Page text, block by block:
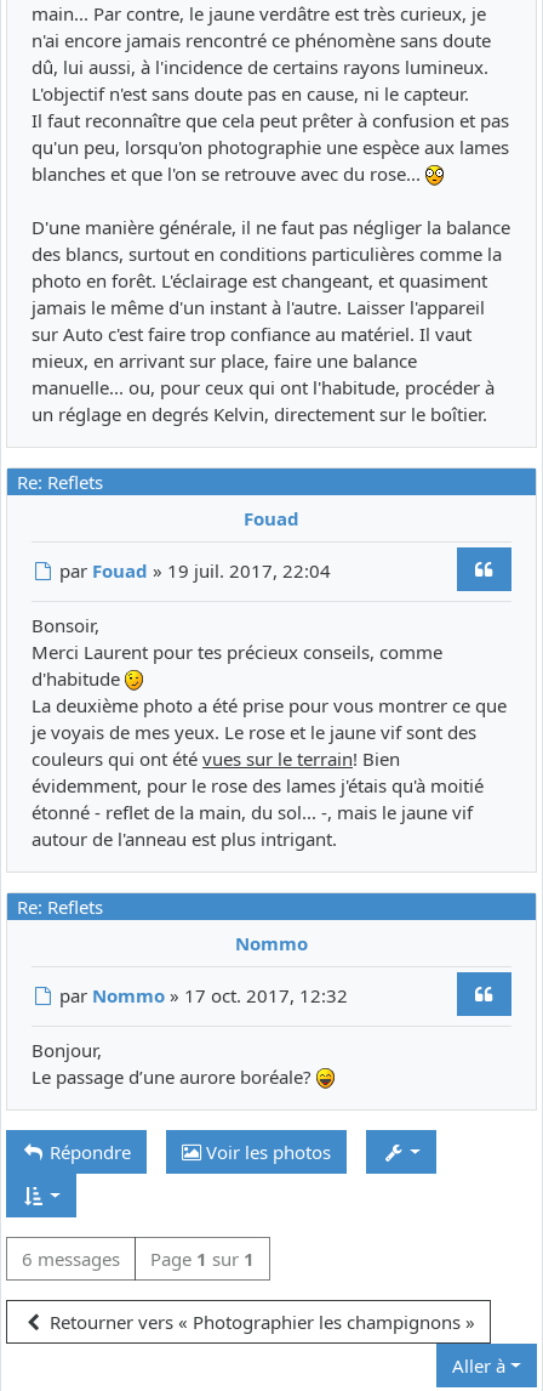
main... Par contre, le jaune verdâtre est très curieux, je
n'ai encore jamais rencontré ce phénomène sans doute
dû, lui aussi, à l'incidence de certains rayons lumineux.
L'objectif n'est sans doute pas en cause, ni le capteur.
Il faut reconnaître que cela peut prêter à confusion et pas
qu'un peu, lorsqu'on photographie une espèce aux lames
blanches et que l'on se retrouve avec du rose...
D'une manière générale, il ne faut pas négliger la balance
des blancs, surtout en conditions particulières comme la
photo en forêt. L'éclairage est changeant, et quasiment
jamais le même d'un instant à l'autre. Laisser l'appareil
sur Auto c'est faire trop confiance au matériel. Il vaut
mieux, en arrivant sur place, faire une balance
manuelle... ou, pour ceux qui ont l'habitude, procéder à
un réglage en degrés Kelvin, directement sur le boîtier.
Re: Reflets
Fouad
Message
par Fouad » 19 juil. 2017, 22:04
Bonsoir,
Merci Laurent pour tes précieux conseils, comme
d'habitude
La deuxième photo a été prise pour vous montrer ce que
je voyais de mes yeux. Le rose et le jaune vif sont des
couleurs qui ont été vues sur le terrain! Bien
évidemment, pour le rose des lames j'étais qu'à moitié
étonné - reflet de la main, du sol... -, mais le jaune vif
autour de l'anneau est plus intrigant.
Re: Reflets
Nommo
Message
par Nommo » 17 oct. 2017, 12:32
Bonjour,
Le passage d’une aurore boréale?
Répondre Voir les photos
6 messages Page 1 sur 1
Retourner vers « Photographier les champignons »
Aller à